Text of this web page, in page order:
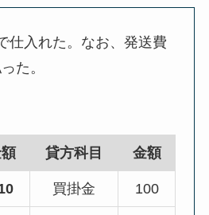
仕入れた。なお、発送費
た。
貸方科目 金額
買掛金 100